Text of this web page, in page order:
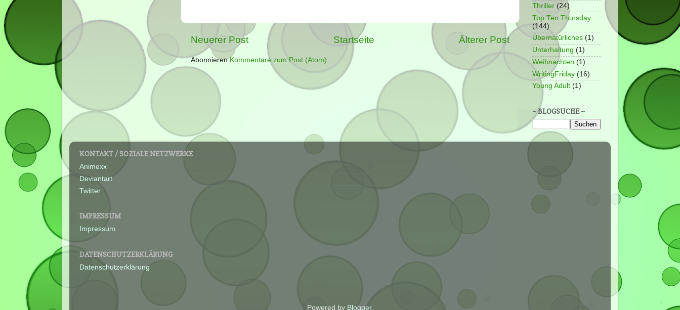
Neuerer Post Älterer Post
Startseite
AbonnierenKommentare zum Post (Atom)
Thriller (24)
Top Ten Thursday
(144)
Übernatürliches (1)
Unterhaltung (1)
Weihnachten (1)
WritingFriday (16)
Young Adult (1)
~ BLOGSUCHE ~
KONTAKT / SOZIALE NETZWERKE
Animexx
Deviantart
Twitter
IMPRESSUM
Impressum
DATENSCHUTZERKLÄRUNG
Datenschutzerklärung
Powered by Blogger.